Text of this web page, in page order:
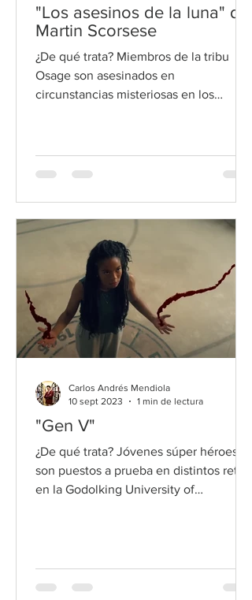
"Los asesinos de la luna" de
Martin Scorsese
¿De qué trata? Miembros de la tribu
Osage son asesinados en
circunstancias misteriosas en los
"Gen V"
¿De qué trata? Jóvenes súper héroes
son puestos a prueba en distintos retos
en la Godolking University of
Carlos Andrés Mendiola
10 sept 2023
1 min de lectura